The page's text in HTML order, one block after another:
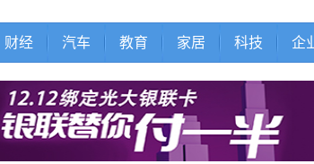
财经 汽车 教育 家居 科技 企